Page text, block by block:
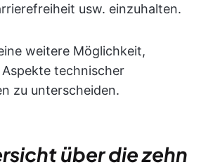
usw. einzuhalten.
weitere Möglichkeit,
technischer
zu unterscheiden.
über die zehn